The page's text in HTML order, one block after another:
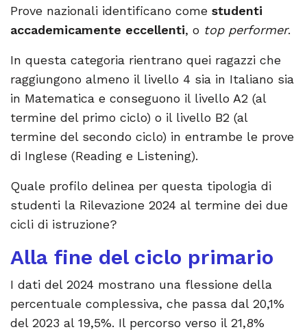
Prove nazionali identificano come studenti
accademicamente eccellenti, o top performer.
In questa categoria rientrano quei ragazzi che
raggiungono almeno il livello 4 sia in Italiano sia
in Matematica e conseguono il livello A2 (al
termine del primo ciclo) o il livello B2 (al
termine del secondo ciclo) in entrambe le prove
di Inglese (Reading e Listening).
Quale profilo delinea per questa tipologia di
studenti la Rilevazione 2024 al termine dei due
cicli di istruzione?
Alla fine del ciclo primario
I dati del 2024 mostrano una flessione della
percentuale complessiva, che passa dal 20,1%
del 2023 al 19,5%. Il percorso verso il 21,8%